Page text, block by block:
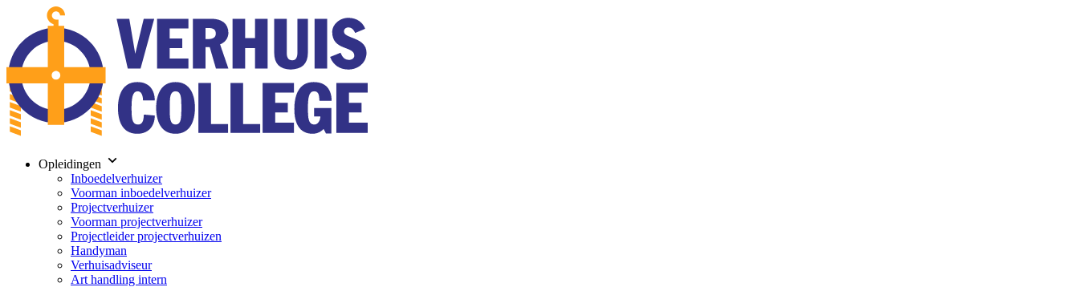
Opleidingen
Inboedelverhuizer
Voorman inboedelverhuizer
Projectverhuizer
Voorman projectverhuizer
Projectleider projectverhuizen
Handyman
Verhuisadviseur
Art handling intern